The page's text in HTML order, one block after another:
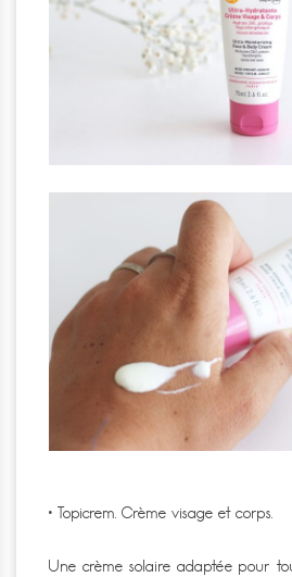
• Topicrem. Crème visage et corps.
Une crème solaire adaptée pour